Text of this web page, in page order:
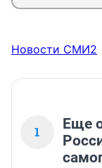
Новости СМИ2
1
Еще